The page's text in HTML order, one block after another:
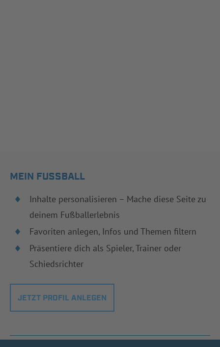
MEIN FUSSBALL
Inhalte personalisieren – Mache diese Seite zu
deinem Fußballerlebnis
Favoriten anlegen, Infos und Themen filtern
Präsentiere dich als Spieler, Trainer oder
Schiedsrichter
JETZT PROFIL ANLEGEN